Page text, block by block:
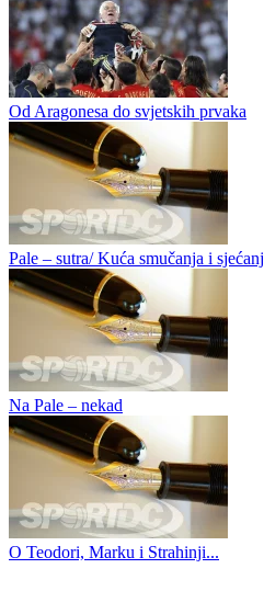
Od Aragonesa do svjetskih prvaka
Pale – sutra/ Kuća smučanja i sjećanja
Na Pale – nekad